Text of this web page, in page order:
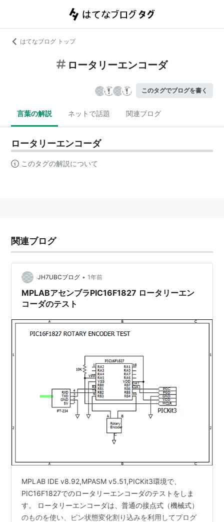
はてなブログ トップ
ロータリーエンコーダ
このタグでブログを書く
言葉の解説 ネットで話題 関連ブログ
ロータリーエンコーダ
このタグの解説について
関連ブログ
JH7UBCブログ • 1年前
MPLABアセンブラPIC16F1827 ロータリーエン
コーダのテスト
MPLAB IDE v8.92,MPASM v5.51,PICKit3環境で、
PIC16F1827でのロータリーエンコーダのテストをしま
す。 ロータリーエンコーダは、普通の接点式（機械式）
のものを使い、ピン状態変化割り込みを利用してプログ